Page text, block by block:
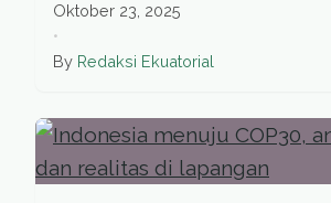
Oktober 23, 2025
•
By Redaksi Ekuatorial